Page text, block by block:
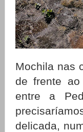
Mochila nas
de frente ao
entre a
delicada,